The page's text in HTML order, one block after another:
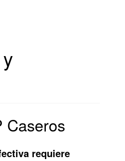
Caseros
requiere